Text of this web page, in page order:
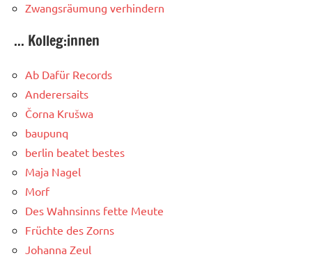
Zwangsräumung verhindern
... Kolleg:innen
Ab Dafür Records
Anderersaits
Čorna Krušwa
baupunq
berlin beatet bestes
Maja Nagel
Morf
Des Wahnsinns fette Meute
Früchte des Zorns
Johanna Zeul